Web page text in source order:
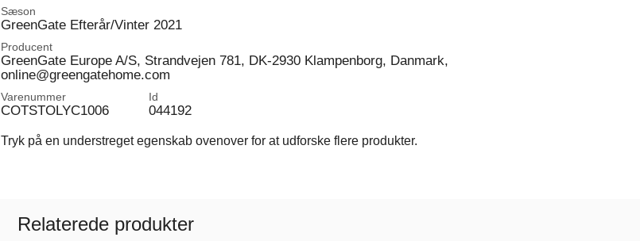
Sæson
GreenGate Efterår/Vinter 2021
Producent
GreenGate Europe A/S, Strandvejen 781, DK-2930 Klampenborg, Danmark,
online@greengatehome.com
Varenummer
COTSTOLYC1006
Id
044192
Tryk på en understreget egenskab ovenover for at udforske flere produkter.
Relaterede produkter